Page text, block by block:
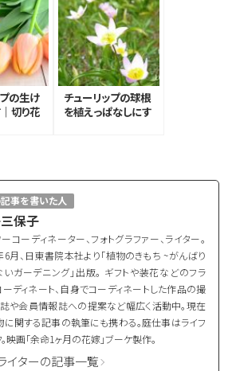
の生け
切り花
チューリップの球根
を植えっぱなしにす
事を書いた人
保子
コーディネーター、フォトグラファー、ライター。
6月、日東書院本社より「植物のきもち ~がんばり
いガーデニング」出版。 ギフトや装花などのフラ
ーディネート、自身でコーディネートした作品の撮
誌や会員情報誌への提案など幅広く活動中。現在
に関する記事の執筆にも携わる。庭仕事はライフ
映画「余命1ヶ月の花嫁」ブーケ製作。
イターの記事一覧